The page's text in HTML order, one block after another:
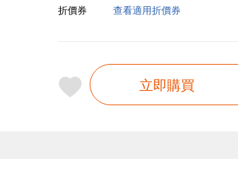
折價券
查看適用折價券
立即購買